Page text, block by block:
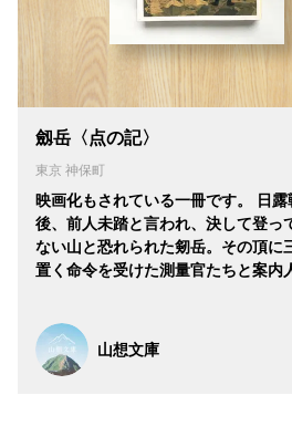
劔岳〈点の記〉
東京 神保町
映画化もされている一冊です。 日露
後、前人未踏と言われ、決して登っ
ない山と恐れられた剱岳。その頂に
置く命令を受けた測量官たちと案内
山想文庫